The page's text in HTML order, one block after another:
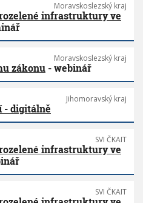
Moravskoslezský kraj
infrastruktury ve
Moravskoslezský kraj
zákonu - webinář
Jihomoravský kraj
- digitálně
SVI ČKAIT
infrastruktury ve
SVI ČKAIT